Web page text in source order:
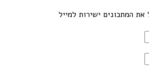
המתכונים ישירות למייל